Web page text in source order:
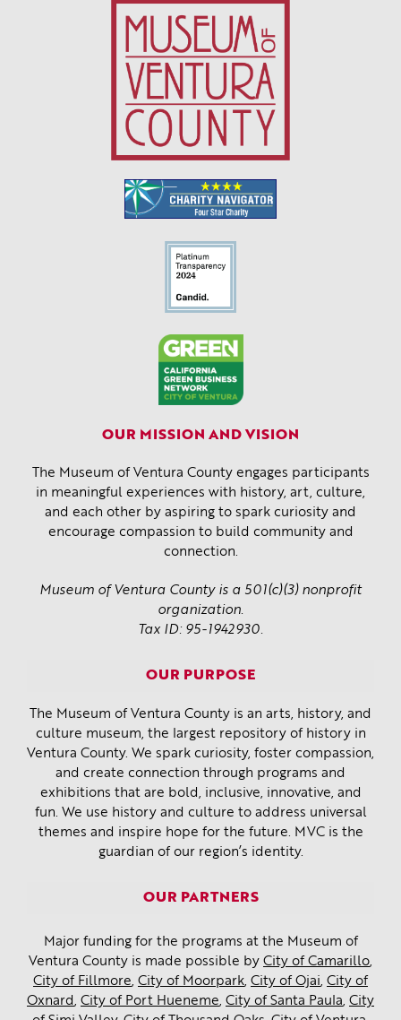
OUR MISSION AND VISION
The Museum of Ventura County engages participants
in meaningful experiences with history, art, culture,
and each other by aspiring to spark curiosity and
encourage compassion to build community and
connection.
Museum of Ventura County is a 501(c)(3) nonprofit
organization.
Tax ID: 95-1942930.
OUR PURPOSE
The Museum of Ventura County is an arts, history, and
culture museum, the largest repository of history in
Ventura County. We spark curiosity, foster compassion,
and create connection through programs and
exhibitions that are bold, inclusive, innovative, and
fun. We use history and culture to address universal
themes and inspire hope for the future. MVC is the
guardian of our region’s identity.
OUR PARTNERS
Major funding for the programs at the Museum of
Ventura County is made possible by City of Camarillo,
City of Fillmore, City of Moorpark, City of Ojai, City of
Oxnard, City of Port Hueneme, City of Santa Paula, City